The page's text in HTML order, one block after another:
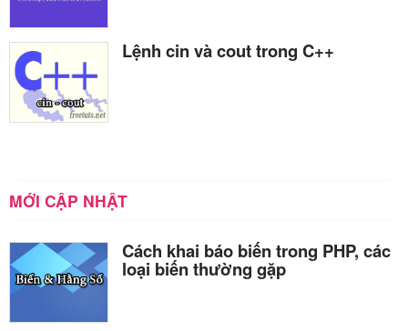
Lệnh cin và cout trong C++
MỚI CẬP NHẬT
Cách khai báo biến trong PHP, các
loại biến thường gặp